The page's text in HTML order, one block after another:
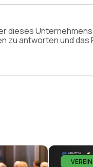
dieses
zu antworten und
VEREIN